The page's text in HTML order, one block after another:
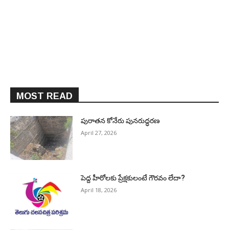
MOST READ
పురాత‌న కోనేరు పున‌రుద్ధ‌ర‌ణ
April 27, 2026
పెద్ద హీరోల‌కు ప్రేక్ష‌కులంటే గౌర‌వం లేదా?
April 18, 2026